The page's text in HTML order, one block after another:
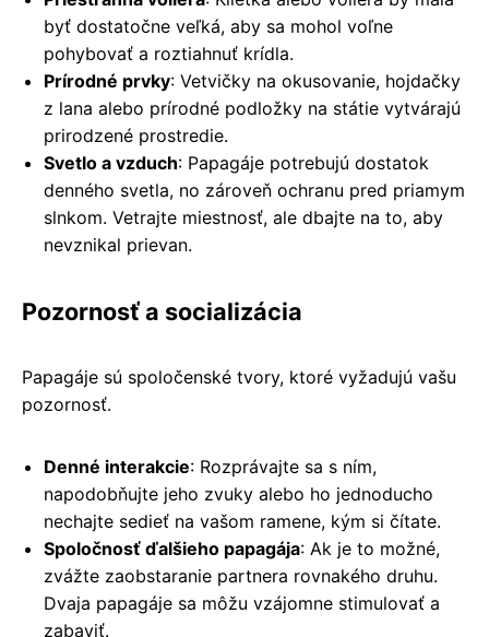
byť dostatočne veľká, aby sa mohol voľne
pohybovať a roztiahnuť krídla.
Prírodné prvky: Vetvičky na okusovanie, hojdačky
z lana alebo prírodné podložky na státie vytvárajú
prirodzené prostredie.
Svetlo a vzduch: Papagáje potrebujú dostatok
denného svetla, no zároveň ochranu pred priamym
slnkom. Vetrajte miestnosť, ale dbajte na to, aby
nevznikal prievan.
Pozornosť a socializácia
Papagáje sú spoločenské tvory, ktoré vyžadujú vašu
pozornosť.
Denné interakcie: Rozprávajte sa s ním,
napodobňujte jeho zvuky alebo ho jednoducho
nechajte sedieť na vašom ramene, kým si čítate.
Spoločnosť ďalšieho papagája: Ak je to možné,
zvážte zaobstaranie partnera rovnakého druhu.
Dvaja papagáje sa môžu vzájomne stimulovať a
zabaviť.